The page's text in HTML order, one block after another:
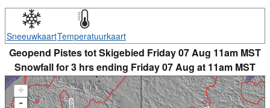
SneeuwkaartTemperatuurkaart
Geopend Pistes tot Skigebied Friday 07 Aug 11am MST
Snowfall for 3 hrs ending Friday 07 Aug at 11am MST
+
-